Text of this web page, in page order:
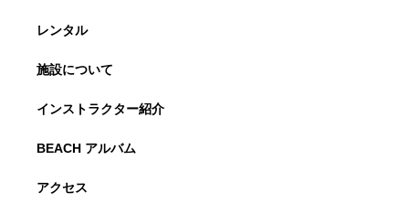
レンタル
施設について
インストラクター紹介
BEACH アルバム
アクセス